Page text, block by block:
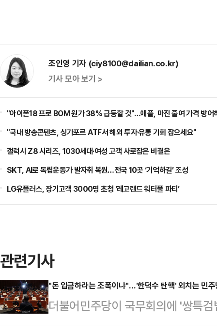
조인영 기자 (ciy8100@dailian.co.kr)
기사 모아 보기 >
"아이폰18 프로 BOM 원가 38% 급등할 것"…애플, 마진 줄여 가격 방어
"국내 방송콘텐츠, 싱가포르 ATF서 해외 투자·유통 기회 잡으세요"
갤럭시 Z8 시리즈, 1030세대·여성 고객 사로잡은 비결은
SKT, AI로 독립운동가 발자취 복원…전국 10곳 ‘기억하길’ 조성
LG유플러스, 장기고객 3000명 초청 ‘레고랜드 워터풀 파티’
관련기사
"돈 입금하라는 조폭이냐"…'한덕수 탄핵' 외치는 민
더불어민주당이 국무회의에 '쌍특
상정하지 않은 한덕수 대통령 권한